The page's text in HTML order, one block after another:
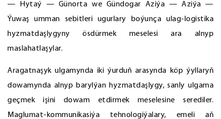
— Hytaý — Günorta we Gündogar Aziýa — Aziýa —
Ýuwaş umman sebitleri ugurlary boýunça ulag-logistika
hyzmatdaşlygyny ösdürmek meselesi ara alnyp
maslahatlaşylar.
Aragatnaşyk ulgamynda iki ýurduň arasynda köp ýyllaryň
dowamynda alnyp barylýan hyzmatdaşlygy, sanly ulgama
geçmek işini dowam etdirmek meselesine serediler.
Maglumat-kommunikasiýa tehnologiýalary, emeli aň